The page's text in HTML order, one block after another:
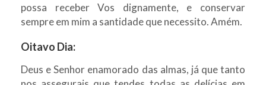
possa receber Vos dignamente, e conservar
sempre em mim a santidade que necessito. Amém.
Oitavo Dia:
Deus e Senhor enamorado das almas, já que tanto